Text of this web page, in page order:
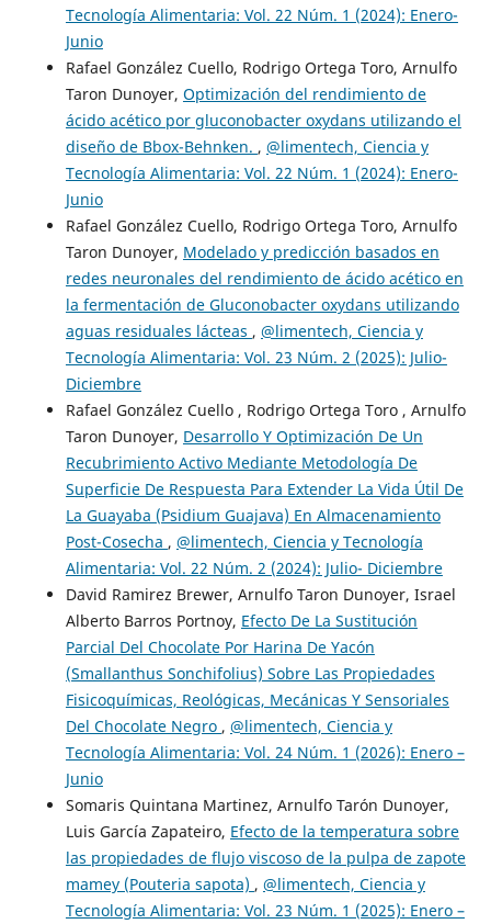
Tecnología Alimentaria: Vol. 22 Núm. 1 (2024): Enero-
Junio
Rafael González Cuello, Rodrigo Ortega Toro, Arnulfo
Taron Dunoyer, Optimización del rendimiento de
ácido acético por gluconobacter oxydans utilizando el
diseño de Bbox-Behnken. , @limentech, Ciencia y
Tecnología Alimentaria: Vol. 22 Núm. 1 (2024): Enero-
Junio
Rafael González Cuello, Rodrigo Ortega Toro, Arnulfo
Taron Dunoyer, Modelado y predicción basados en
redes neuronales del rendimiento de ácido acético en
la fermentación de Gluconobacter oxydans utilizando
aguas residuales lácteas , @limentech, Ciencia y
Tecnología Alimentaria: Vol. 23 Núm. 2 (2025): Julio-
Diciembre
Rafael González Cuello , Rodrigo Ortega Toro , Arnulfo
Taron Dunoyer, Desarrollo Y Optimización De Un
Recubrimiento Activo Mediante Metodología De
Superficie De Respuesta Para Extender La Vida Útil De
La Guayaba (Psidium Guajava) En Almacenamiento
Post-Cosecha , @limentech, Ciencia y Tecnología
Alimentaria: Vol. 22 Núm. 2 (2024): Julio- Diciembre
David Ramirez Brewer, Arnulfo Taron Dunoyer, Israel
Alberto Barros Portnoy, Efecto De La Sustitución
Parcial Del Chocolate Por Harina De Yacón
(Smallanthus Sonchifolius) Sobre Las Propiedades
Fisicoquímicas, Reológicas, Mecánicas Y Sensoriales
Del Chocolate Negro , @limentech, Ciencia y
Tecnología Alimentaria: Vol. 24 Núm. 1 (2026): Enero –
Junio
Somaris Quintana Martinez, Arnulfo Tarón Dunoyer,
Luis García Zapateiro, Efecto de la temperatura sobre
las propiedades de flujo viscoso de la pulpa de zapote
mamey (Pouteria sapota) , @limentech, Ciencia y
Tecnología Alimentaria: Vol. 23 Núm. 1 (2025): Enero –